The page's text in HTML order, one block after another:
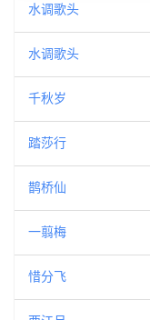
水调歌头
水调歌头
千秋岁
踏莎行
鹊桥仙
一翦梅
惜分飞